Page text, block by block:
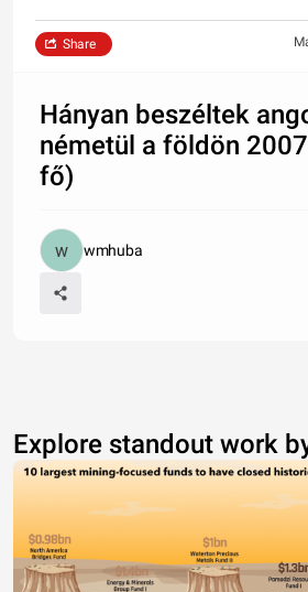
Share
Hányan beszéltek
németül a földön
fő)
wmhuba
Explore standout work